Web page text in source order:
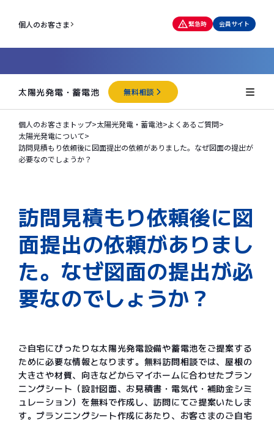
個人のお客さま 緊急時 会員サイト
太陽光発電・蓄電池 無料相談
個人のお客さまトップ>太陽光発電・蓄電池>よくあるご質問>
太陽光発電について>
訪問見積もり依頼後に図面提出の依頼がありました。なぜ図面の提出が
必要なのでしょうか？
訪問見積もり依頼後に図
面提出の依頼がありまし
た。なぜ図面の提出が必
要なのでしょうか？
ご自宅にぴったりな太陽光発電設備や蓄電池をご提案する
ために必要な情報となります。無料訪問相談では、屋根の
大きさや材質、向きなどからマイホームに合わせたプラン
ニングシート（設計図面、お見積書・電気代・補助金シミ
ュレーション）を無料で作成し、訪問にてご提案いたしま
す。プランニングシート作成にあたり、お客さまのご自宅